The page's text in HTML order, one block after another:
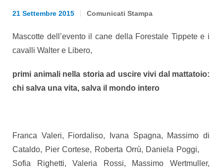
21 Settembre 2015 Comunicati Stampa
Mascotte dell’evento il cane della Forestale Tippete e i
cavalli Walter e Libero,
primi animali nella storia ad uscire vivi dal mattatoio:
chi salva una vita, salva il mondo intero
Franca Valeri, Fiordaliso, Ivana Spagna, Massimo di
Cataldo, Pier Cortese, Roberta Orrù, Daniela Poggi,
Sofia Righetti, Valeria Rossi, Massimo Wertmuller,